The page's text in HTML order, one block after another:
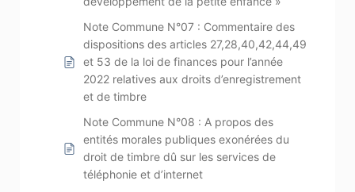
Note Commune N°07 : Commentaire des
dispositions des articles 27,28,40,42,44,49
et 53 de la loi de finances pour l’année
2022 relatives aux droits d’enregistrement
et de timbre
Note Commune N°08 : A propos des
entités morales publiques exonérées du
droit de timbre dû sur les services de
téléphonie et d’internet